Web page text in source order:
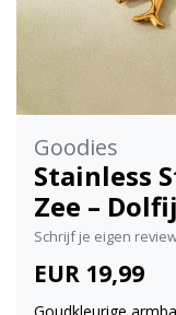
Goodies
Stainless
Zee –
Schrijf je eigen
EUR 19,99